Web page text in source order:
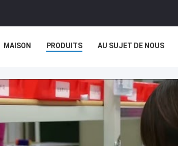
MAISON PRODUITS AU SUJET DE NOUS